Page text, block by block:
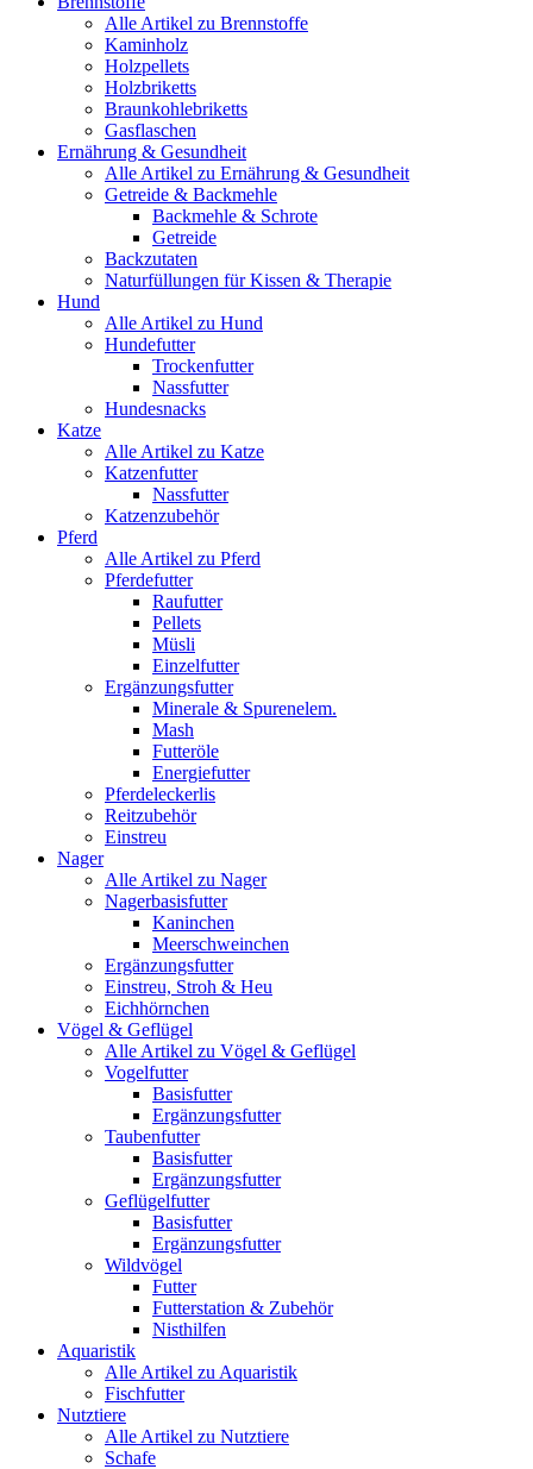
Alle Artikel zu Brennstoffe
Kaminholz
Holzpellets
Holzbriketts
Braunkohlebriketts
Gasflaschen
Ernährung & Gesundheit
Alle Artikel zu Ernährung & Gesundheit
Getreide & Backmehle
Backmehle & Schrote
Getreide
Backzutaten
Naturfüllungen für Kissen & Therapie
Hund
Alle Artikel zu Hund
Hundefutter
Trockenfutter
Nassfutter
Hundesnacks
Katze
Alle Artikel zu Katze
Katzenfutter
Nassfutter
Katzenzubehör
Pferd
Alle Artikel zu Pferd
Pferdefutter
Raufutter
Pellets
Müsli
Einzelfutter
Ergänzungsfutter
Minerale & Spurenelem.
Mash
Futteröle
Energiefutter
Pferdeleckerlis
Reitzubehör
Einstreu
Nager
Alle Artikel zu Nager
Nagerbasisfutter
Kaninchen
Meerschweinchen
Ergänzungsfutter
Einstreu, Stroh & Heu
Eichhörnchen
Vögel & Geflügel
Alle Artikel zu Vögel & Geflügel
Vogelfutter
Basisfutter
Ergänzungsfutter
Taubenfutter
Basisfutter
Ergänzungsfutter
Geflügelfutter
Basisfutter
Ergänzungsfutter
Wildvögel
Futter
Futterstation & Zubehör
Nisthilfen
Aquaristik
Alle Artikel zu Aquaristik
Fischfutter
Nutztiere
Alle Artikel zu Nutztiere
Schafe